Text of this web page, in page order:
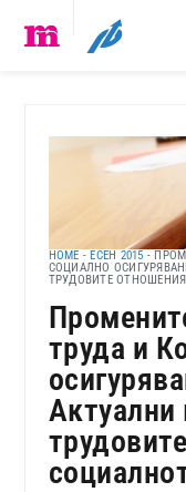
HOME - ЕСЕН 2015 -
СОЦИАЛНО
ТРУДОВИТЕ
труда и
Актуални